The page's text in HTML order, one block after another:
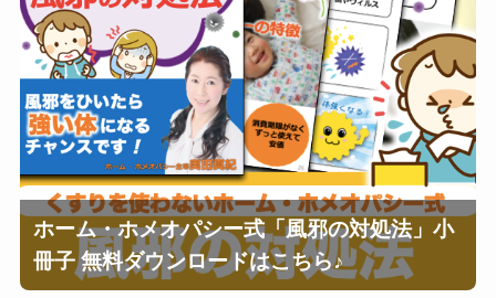
ホーム・ホメオパシー式「風邪の対処法」小
冊子 無料ダウンロードはこちら♪